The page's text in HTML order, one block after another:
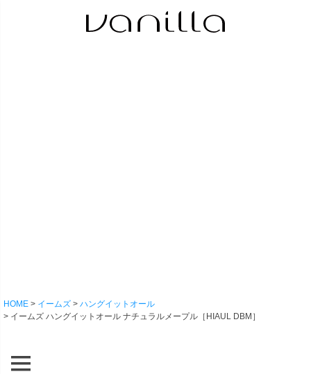
HOME イームズ
ハングイットオール
イームズ ハングイットオール ナチュラルメープル［HIAUL DBM］